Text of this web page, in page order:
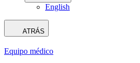
English
ATRÁS
Equipo médico